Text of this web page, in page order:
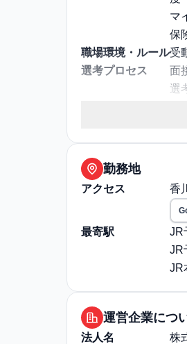
マ
保
職場環境・ルール受
選考プロセス
面
選
勤務地
アクセス 香
最寄駅
JR
JR
JR
運営企業につ
法人名
株